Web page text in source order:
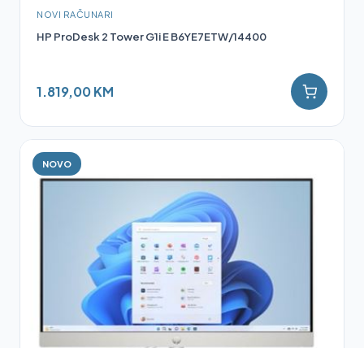
NOVI RAČUNARI
HP ProDesk 2 Tower G1i E B6YE7ETW/14400
1.819,00 KM
NOVO